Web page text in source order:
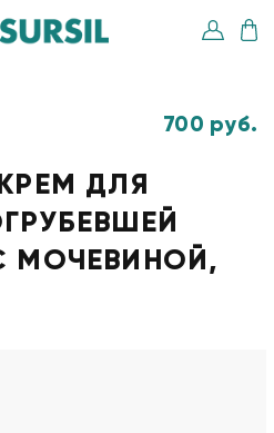
700 руб.
КРЕМ ДЛЯ
МОЧЕВИНОЙ,